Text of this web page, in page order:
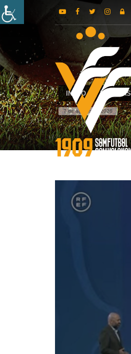
INICIO NOTICIAS
7 de agosto de 2026